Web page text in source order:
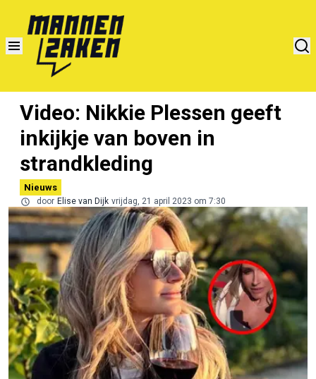
Video: Nikkie Plessen geeft
inkijkje van boven in
strandkleding
Nieuws
door Elise van Dijk vrijdag, 21 april 2023 om 7:30